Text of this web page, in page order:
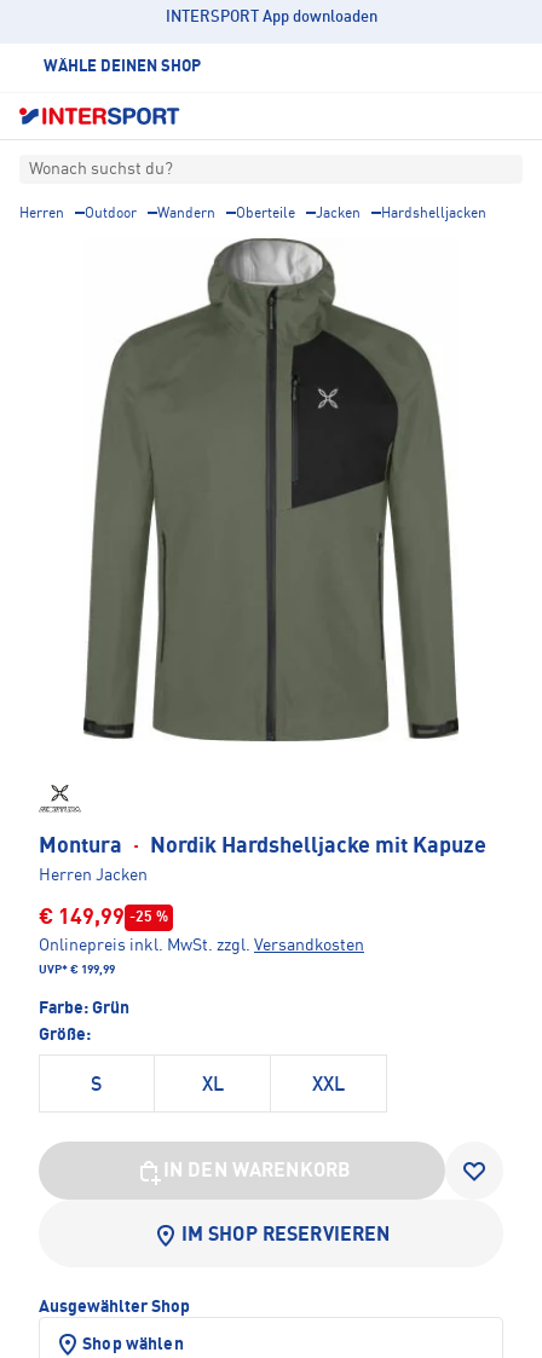
INTERSPORT App downloaden
WÄHLE DEINEN SHOP
Wonach suchst du?
Herren Outdoor Wandern Oberteile Jacken Hardshelljacken
Montura · Nordik Hardshelljacke mit Kapuze
Herren Jacken
€ 149,99 -25 %
Onlinepreis inkl. MwSt. zzgl. Versandkosten
UVP* € 199,99
Farbe: Grün
Größe:
S XL XXL
IN DEN WARENKORB
IM SHOP RESERVIEREN
Ausgewählter Shop
Shop wählen